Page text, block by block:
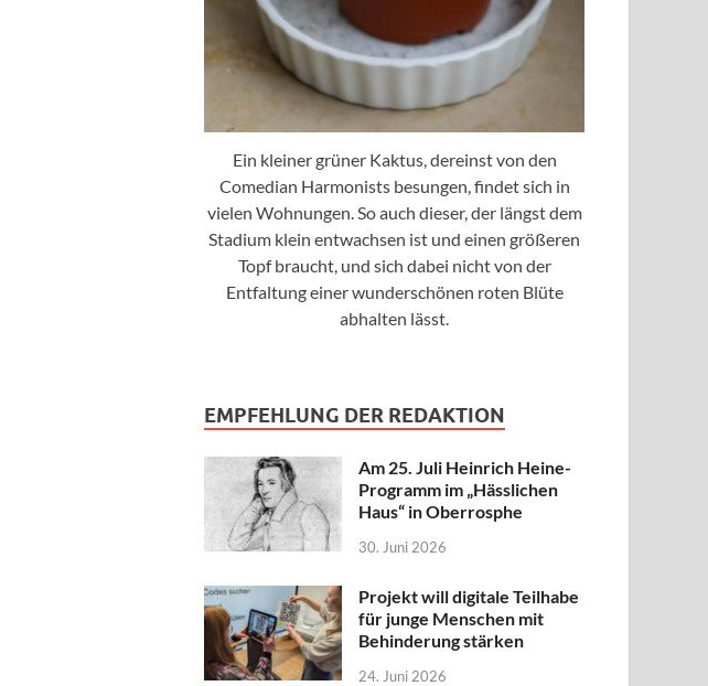
Ein kleiner grüner Kaktus, dereinst von den
Comedian Harmonists besungen, findet sich in
vielen Wohnungen. So auch dieser, der längst dem
Stadium klein entwachsen ist und einen größeren
Topf braucht, und sich dabei nicht von der
Entfaltung einer wunderschönen roten Blüte
abhalten lässt.
EMPFEHLUNG DER REDAKTION
Am 25. Juli Heinrich Heine-
Programm im „Hässlichen
Haus“ in Oberrosphe
30. Juni 2026
Projekt will digitale Teilhabe
für junge Menschen mit
Behinderung stärken
24. Juni 2026